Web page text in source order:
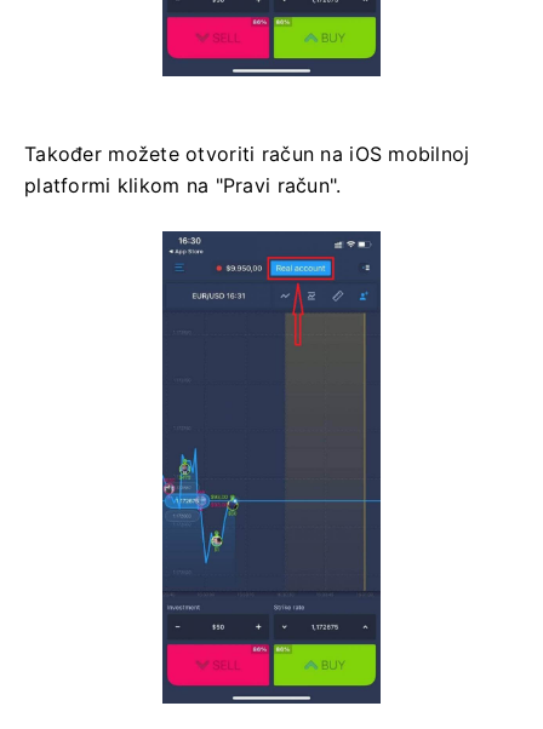
Također možete otvoriti račun na iOS mobilnoj
platformi klikom na "Pravi račun".